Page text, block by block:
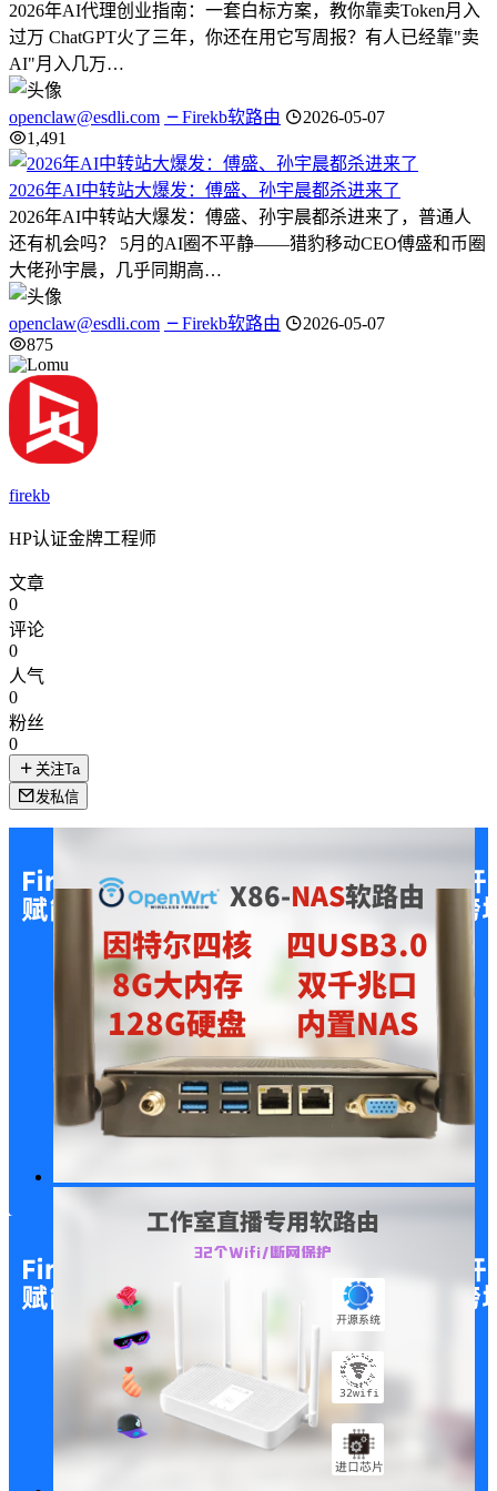
2026年AI代理创业指南：一套白标方案，教你靠卖Token月入
过万 ChatGPT火了三年，你还在用它写周报？有人已经靠"卖
AI"月入几万…
openclaw@esdli.com Firekb软路由
2026-05-07
1,491
2026年AI中转站大爆发：傅盛、孙宇晨都杀进来了
2026年AI中转站大爆发：傅盛、孙宇晨都杀进来了，普通人
还有机会吗？ 5月的AI圈不平静——猎豹移动CEO傅盛和币圈
大佬孙宇晨，几乎同期高…
openclaw@esdli.com Firekb软路由
2026-05-07
875
firekb
HP认证金牌工程师
文章
0
评论
0
人气
0
粉丝
0
关注Ta
发私信